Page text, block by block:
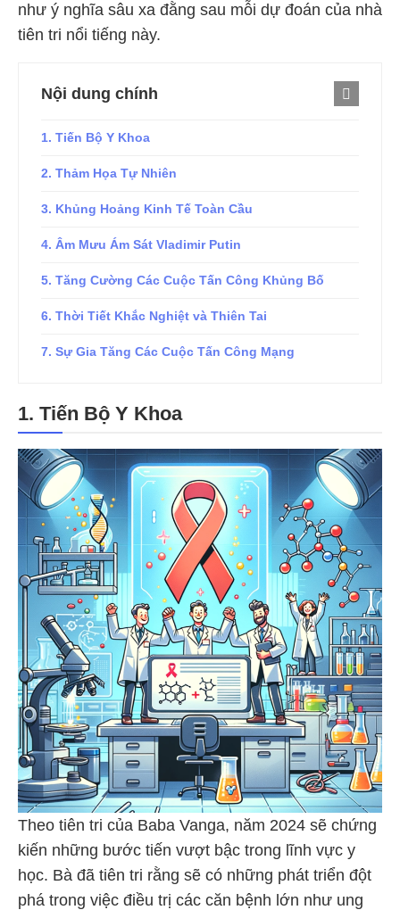
như ý nghĩa sâu xa đằng sau mỗi dự đoán của nhà
tiên tri nổi tiếng này.
Nội dung chính
1. Tiến Bộ Y Khoa
2. Thảm Họa Tự Nhiên
3. Khủng Hoảng Kinh Tế Toàn Cầu
4. Âm Mưu Ám Sát Vladimir Putin
5. Tăng Cường Các Cuộc Tấn Công Khủng Bố
6. Thời Tiết Khắc Nghiệt và Thiên Tai
7. Sự Gia Tăng Các Cuộc Tấn Công Mạng
1. Tiến Bộ Y Khoa
Theo tiên tri của Baba Vanga, năm 2024 sẽ chứng
kiến những bước tiến vượt bậc trong lĩnh vực y
học. Bà đã tiên tri rằng sẽ có những phát triển đột
phá trong việc điều trị các căn bệnh lớn như ung